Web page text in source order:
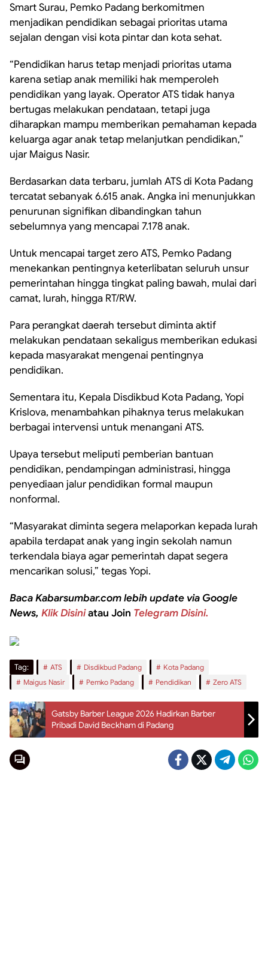
Smart Surau, Pemko Padang berkomitmen
menjadikan pendidikan sebagai prioritas utama
sejalan dengan visi kota pintar dan kota sehat.
“Pendidikan harus tetap menjadi prioritas utama
karena setiap anak memiliki hak memperoleh
pendidikan yang layak. Operator ATS tidak hanya
bertugas melakukan pendataan, tetapi juga
diharapkan mampu memberikan pemahaman kepada
keluarga agar anak tetap melanjutkan pendidikan,”
ujar Maigus Nasir.
Berdasarkan data terbaru, jumlah ATS di Kota Padang
tercatat sebanyak 6.615 anak. Angka ini menunjukkan
penurunan signifikan dibandingkan tahun
sebelumnya yang mencapai 7.178 anak.
Untuk mencapai target zero ATS, Pemko Padang
menekankan pentingnya keterlibatan seluruh unsur
pemerintahan hingga tingkat paling bawah, mulai dari
camat, lurah, hingga RT/RW.
Para perangkat daerah tersebut diminta aktif
melakukan pendataan sekaligus memberikan edukasi
kepada masyarakat mengenai pentingnya
pendidikan.
Sementara itu, Kepala Disdikbud Kota Padang, Yopi
Krislova, menambahkan pihaknya terus melakukan
berbagai intervensi untuk menangani ATS.
Upaya tersebut meliputi pemberian bantuan
pendidikan, pendampingan administrasi, hingga
penyediaan jalur pendidikan formal maupun
nonformal.
“Masyarakat diminta segera melaporkan kepada lurah
apabila terdapat anak yang ingin sekolah namun
terkendala biaya agar pemerintah dapat segera
mencarikan solusi,” tegas Yopi.
Baca Kabarsumbar.com lebih update via Google
News, Klik Disiniatau Join Telegram Disini.
Tag: ATS Disdikbud Padang
Kota Padang
Maigus Nasir
Pemko Padang Pendidikan Zero ATS
Gatsby Barber League 2026 Hadirkan Barber
Pribadi David Beckham di Padang